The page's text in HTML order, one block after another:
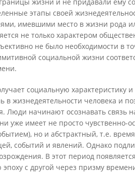
этапы своей
имевшими место в жизни рода
не только характером
не было необходимости в
социальной жизни
социальную характеристику
жизнедеятельности человека и
Люди начинают осознавать связь
уже имеет не просто чувственно-
но и абстрактный, т.е.
событий и явлений. Однако
В этот период
эпоху с другой через призму